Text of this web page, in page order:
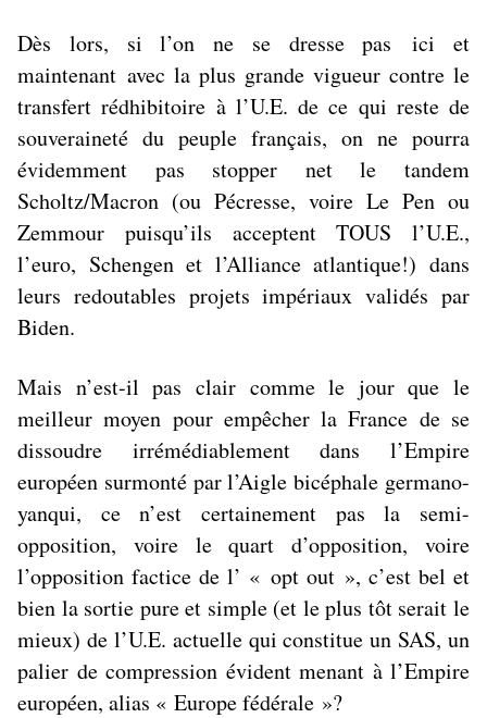
Dès lors, si l’on ne se dresse pasici et
maintenant avec la plus grande vigueur contre le
transfert rédhibitoire à l’U.E. de ce qui reste de
souveraineté du peuple français, on ne pourra
évidemment pas stopper net le tandem
Scholtz/Macron (ou Pécresse, voire Le Pen ou
Zemmour puisqu’ils acceptent TOUS l’U.E.,
l’euro, Schengen et l’Alliance atlantique!) dans
leurs redoutables projets impériaux validés par
Biden.
Mais n’est-il pas clair comme le jour que le
meilleur moyen pour empêcher la France de se
dissoudre irrémédiablement dans l’Empire
européen surmonté par l’Aigle bicéphale germano-
yanqui, ce n’est certainement pas la semi-
opposition, voire le quart d’opposition, voire
l’opposition factice de l’ « opt out », c’est bel et
bien la sortie pure et simple (et le plus tôt serait le
mieux) de l’U.E. actuelle qui constitue un SAS, un
palier de compression évident menant à l’Empire
européen, alias « Europe fédérale »?